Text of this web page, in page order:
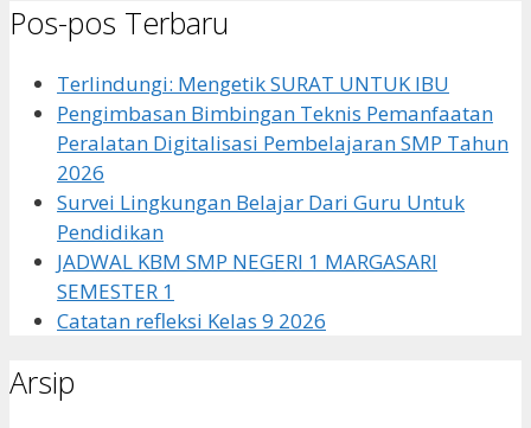
Pos-pos Terbaru
Terlindungi: Mengetik SURAT UNTUK IBU
Pengimbasan Bimbingan Teknis Pemanfaatan
Peralatan Digitalisasi Pembelajaran SMP Tahun
2026
Survei Lingkungan Belajar Dari Guru Untuk
Pendidikan
JADWAL KBM SMP NEGERI 1 MARGASARI
SEMESTER 1
Catatan refleksi Kelas 9 2026
Arsip